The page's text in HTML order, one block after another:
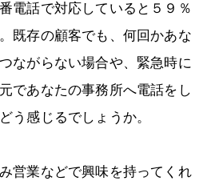
電話で対応していると５９％
既存の顧客でも、何回かあな
ながらない場合や、緊急時に
であなたの事務所へ電話をし
う感じるでしょうか。
営業などで興味を持ってくれ